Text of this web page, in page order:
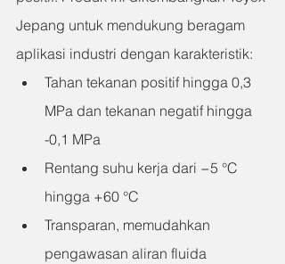
Jepang untuk mendukung beragam
aplikasi industri dengan karakteristik:
Tahan tekanan positif hingga 0,3
MPa dan tekanan negatif hingga
-0,1 MPa
Rentang suhu kerja dari −5 °C
hingga +60 °C
Transparan, memudahkan
pengawasan aliran fluida